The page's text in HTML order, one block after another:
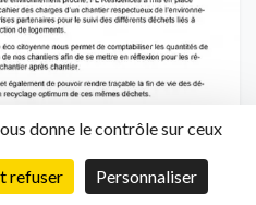
en question
proche, FL Résidences a mis
donne le contrôle sur ceux
refuser Personnaliser